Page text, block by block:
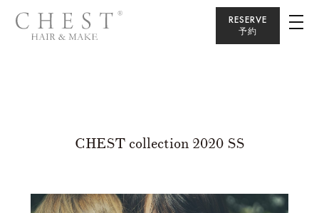
RESERVE
予約
CHEST collection 2020 SS